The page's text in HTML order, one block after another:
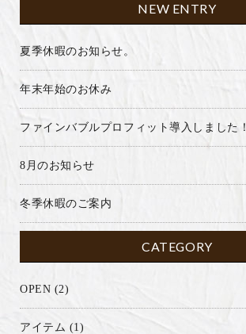
NEW ENTRY
夏季休暇のお知らせ。
年末年始のお休み
ファインバブルプロフィット導入しました！
8月のお知らせ
冬季休暇のご案内
CATEGORY
OPEN (2)
アイテム (1)